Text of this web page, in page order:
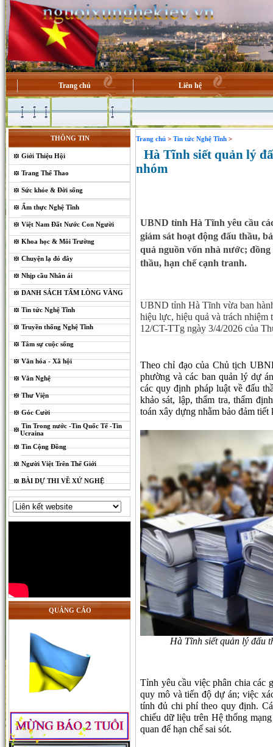
Trang chủ Liên hệ
THÔNG TIN
Giới Thiệu Hội
Trang Thể Thao
Sức khỏe & Đời sống
Ẩm thực Nghệ Tĩnh
Việt Nam Đất Nước Con Người
Khoa học & Môi Trường
Chuyện lạ đó đây
Nhịp cầu Nhân ái
DANH SÁCH TẤM LÒNG VÀNG
Tin tức Nghệ Tĩnh
Truyền thống Nghệ Tĩnh
Tâm sự cuộc sống
Văn hóa - Xã hội
Văn Nghệ
Thư Viện
Góc Cười
Tin Trong nước -Tin Quốc Tế -Tin
Ucraina
Tin Cộng Đồng
Người Việt Trên Thế Giới
BÀI DỰ THI VỀ XỨ NGHỆ
QUẢNG CÁO
Trang chủ > Tin tức Nghệ Tĩnh >
Hà Tĩnh siết quản lý
nhóm
UBND tỉnh Hà Tĩnh yêu cầu
giám sát hoạt động đấu thầu,
quả nguồn vốn nhà nước;
thầu, hạn chế cạnh tranh.
UBND tỉnh Hà Tĩnh vừa ban
hiệu lực, hiệu quả và trách nhiệm
12/CT-TTg ngày 3/4/2026 của
Theo chỉ đạo của Chủ tịch
phường và các ban quản lý dự
các quy định pháp luật về đấu
khảo sát, lập, thẩm tra, thẩm
toán xây dựng nhằm bảo đảm
Hà Tĩnh siết quản lý đấu
Tỉnh yêu cầu việc phân chia các
quy mô và tiến độ dự án; việc
tính đủ chi phí theo quy định.
chiếu dữ liệu trên Hệ thống
quan để hạn chế sai sót.